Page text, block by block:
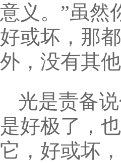
意义。”虽然
好或坏，那
外，没有其他
光是责备
是好极了，
它，好或坏